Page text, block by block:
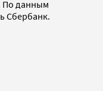
По данным
Сбербанк.